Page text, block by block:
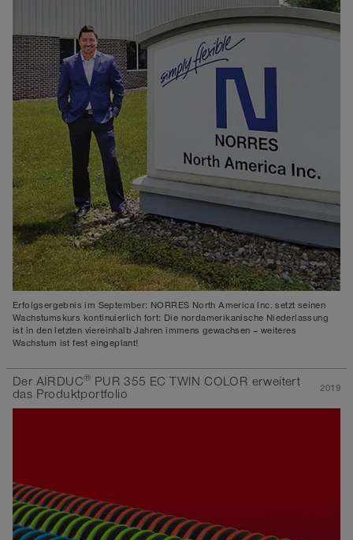
Erfolgsergebnis im September: NORRES North America Inc. setzt seinen
Wachstumskurs kontinuierlich fort: Die nordamerikanische Niederlassung
ist in den letzten viereinhalb Jahren immens gewachsen – weiteres
Wachstum ist fest eingeplant!
Der AIRDUC® PUR 355 EC TWIN COLOR erweitert
das Produktportfolio
2019